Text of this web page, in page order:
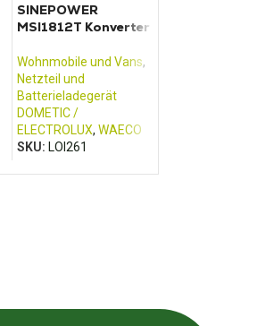
SINEPOWER
MSI1812T Konverter
Wohnmobile und Vans,
Netzteil und
Batterieladegerät
DOMETIC /
ELECTROLUX, WAECO
SKU: LOI261